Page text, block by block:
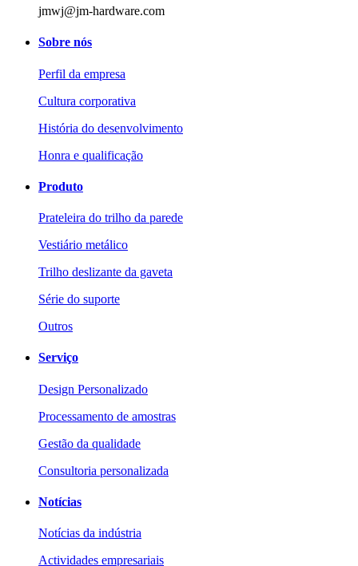
jmwj@jm-hardware.com
Sobre nós
Perfil da empresa
Cultura corporativa
História do desenvolvimento
Honra e qualificação
Produto
Prateleira do trilho da parede
Vestiário metálico
Trilho deslizante da gaveta
Série do suporte
Outros
Serviço
Design Personalizado
Processamento de amostras
Gestão da qualidade
Consultoria personalizada
Notícias
Notícias da indústria
Actividades empresariais